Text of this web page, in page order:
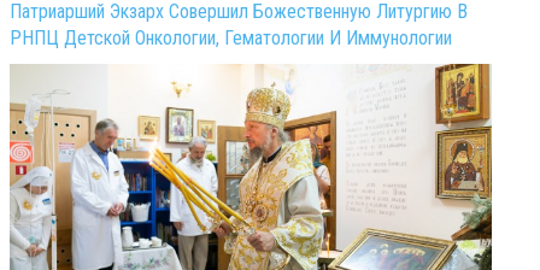
Патриарший Экзарх Совершил Божественную Литургию В
РНПЦ Детской Онкологии, Гематологии И Иммунологии